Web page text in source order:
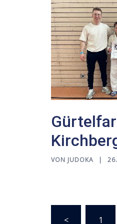
VON JUDOKA
< 1